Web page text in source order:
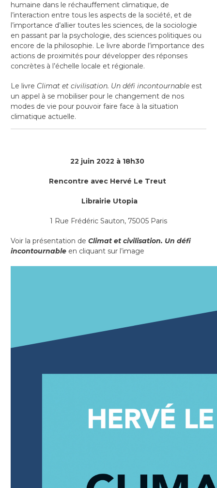
humaine dans le réchauffement climatique, de
l’interaction entre tous les aspects de la société, et de
l’importance d’allier toutes les sciences, de la sociologie
en passant par la psychologie, des sciences politiques ou
encore de la philosophie. Le livre aborde l’importance des
actions de proximités pour développer des réponses
concrètes à l’échelle locale et régionale.
Le livre Climat et civilisation. Un défi incontournable est
un appel à se mobiliser pour le changement de nos
modes de vie pour pouvoir faire face à la situation
climatique actuelle.
22 juin 2022 à 18h30
Rencontre avec Hervé Le Treut
Librairie Utopia
1 Rue Frédéric Sauton, 75005 Paris
Voir la présentation deClimat et civilisation. Un défi
incontournable en cliquant sur l’image